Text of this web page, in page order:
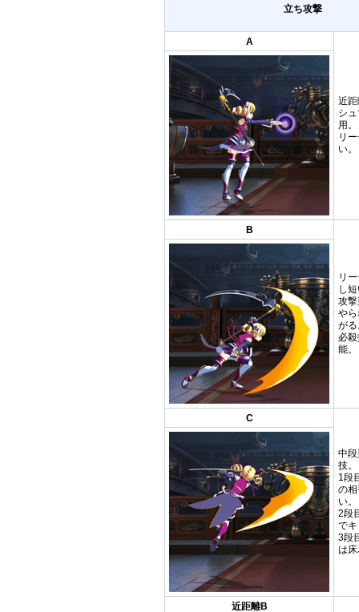
立ち攻撃
A
近
シ
用。
リ
い。
B
リ
し
攻
や
がる
必
能。
C
中
技。
1段
の
い。
2段
で
3段
は
近距離B